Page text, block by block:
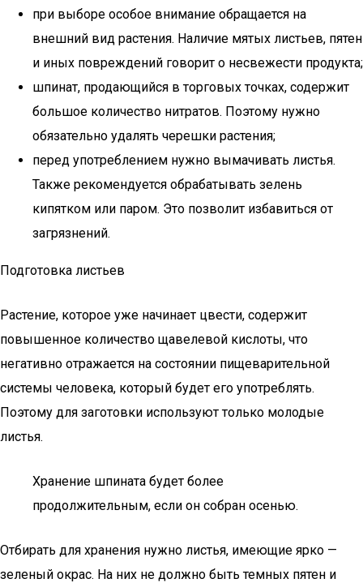
при выборе особое внимание обращается на
внешний вид растения. Наличие мятых листьев, пятен
и иных повреждений говорит о несвежести продукта;
шпинат, продающийся в торговых точках, содержит
большое количество нитратов. Поэтому нужно
обязательно удалять черешки растения;
перед употреблением нужно вымачивать листья.
Также рекомендуется обрабатывать зелень
кипятком или паром. Это позволит избавиться от
загрязнений.
Подготовка листьев
Растение, которое уже начинает цвести, содержит
повышенное количество щавелевой кислоты, что
негативно отражается на состоянии пищеварительной
системы человека, который будет его употреблять.
Поэтому для заготовки используют только молодые
листья.
Хранение шпината будет более
продолжительным, если он собран осенью.
Отбирать для хранения нужно листья, имеющие ярко —
зеленый окрас. На них не должно быть темных пятен и